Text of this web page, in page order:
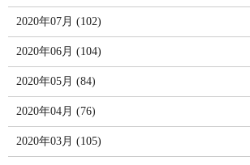
2020年07月 (102)
2020年06月 (104)
2020年05月 (84)
2020年04月 (76)
2020年03月 (105)